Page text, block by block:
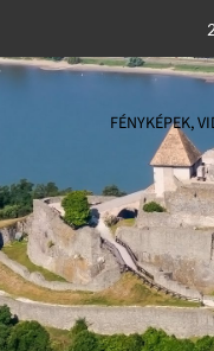
content
FÉNYKÉPEK,